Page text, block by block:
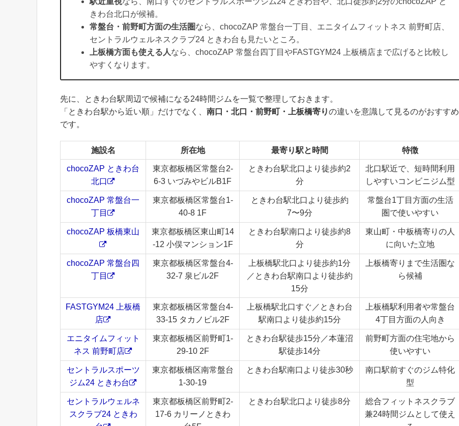
きわ台北口が候補。
常盤台・前野町方面の生活圏なら、chocoZAP 常盤台一丁目、エニタイムフィットネス 前野町店、
セントラルウェルネスクラブ24 ときわ台も見たいところ。
上板橋方面も使える人なら、chocoZAP 常盤台四丁目やFASTGYM24 上板橋店まで広げると比較し
やすくなります。
先に、ときわ台駅周辺で候補になる24時間ジムを一覧で整理しておきます。
「ときわ台駅から近い順」だけでなく、 南口・北口・前野町・上板橋寄りの違いを意識して見るのがおすすめ
です。
施設名 所在地 最寄り駅と時間 特徴
chocoZAP ときわ台
北口
東京都板橋区常盤台2-
6-3 いづみやビルB1F
ときわ台駅北口より徒歩約2
分
北口駅近で、短時間利用
しやすいコンビニジム型
chocoZAP 常盤台一
丁目
東京都板橋区常盤台1-
40-8 1F
ときわ台駅北口より徒歩約
7〜9分
常盤台1丁目方面の生活
圏で使いやすい
chocoZAP 板橋東山
東京都板橋区東山町14
-12 小俣マンション1F
ときわ台駅南口より徒歩約8
分
東山町・中板橋寄りの人
に向いた立地
chocoZAP 常盤台四
丁目
東京都板橋区常盤台4-
32-7 泉ビル2F
上板橋駅北口より徒歩約1分
／ときわ台駅南口より徒歩約
15分
上板橋寄りまで生活圏な
ら候補
FASTGYM24 上板橋
店
東京都板橋区常盤台4-
33-15 タカノビル2F
上板橋駅北口すぐ／ときわ台
駅南口より徒歩約15分
上板橋駅利用者や常盤台
4丁目方面の人向き
エニタイムフィット
ネス 前野町店
東京都板橋区前野町1-
29-10 2F
ときわ台駅徒歩15分／本蓮沼
駅徒歩14分
前野町方面の住宅地から
使いやすい
セントラルスポーツ
ジム24 ときわ台
東京都板橋区南常盤台
1-30-19
ときわ台駅南口より徒歩30秒
南口駅前すぐのジム特化
型
セントラルウェルネ
スクラブ24 ときわ
東京都板橋区前野町2-
17-6 カリーノときわ
ときわ台駅北口より徒歩8分
総合フィットネスクラブ
兼24時間ジムとして使え